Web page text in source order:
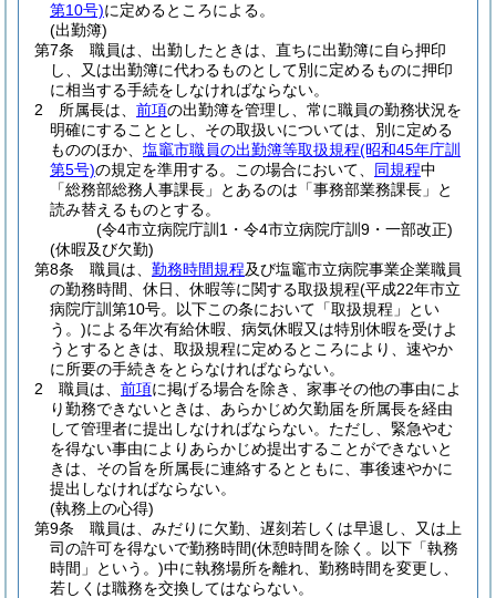
第10号)に定めるところによる。
(出勤簿)
第7条
職員は、出勤したときは、直ちに出勤簿に自ら押印
し、又は出勤簿に代わるものとして別に定めるものに押印
に相当する手続をしなければならない。
2
所属長は、 前項の出勤簿を管理し、常に職員の勤務状況を
明確にすることとし、その取扱いについては、別に定める
もののほか、 塩竈市職員の出勤簿等取扱規程(昭和45年庁訓
第5号)の規定を準用する。 この場合において、 同規程中
「総務部総務人事課長」とあるのは「事務部業務課長」と
読み替えるものとする。
(令4市立病院庁訓1・令4市立病院庁訓9・一部改正)
(休暇及び欠勤)
第8条
職員は、 勤務時間規程及び塩竈市立病院事業企業職員
の勤務時間、休日、休暇等に関する取扱規程(平成22年市立
病院庁訓第10号。以下この条において「取扱規程」とい
う。)による年次有給休暇、病気休暇又は特別休暇を受けよ
うとするときは、取扱規程に定めるところにより、速やか
に所要の手続きをとらなければならない。
2
職員は、 前項に掲げる場合を除き、家事その他の事由によ
り勤務できないときは、あらかじめ欠勤届を所属長を経由
して管理者に提出しなければならない。 ただし、緊急やむ
を得ない事由によりあらかじめ提出することができないと
きは、その旨を所属長に連絡するとともに、事後速やかに
提出しなければならない。
(執務上の心得)
第9条
職員は、みだりに欠勤、遅刻若しくは早退し、又は上
司の許可を得ないで勤務時間(休憩時間を除く。以下「執務
時間」という。)中に執務場所を離れ、勤務時間を変更し、
若しくは職務を交換してはならない。